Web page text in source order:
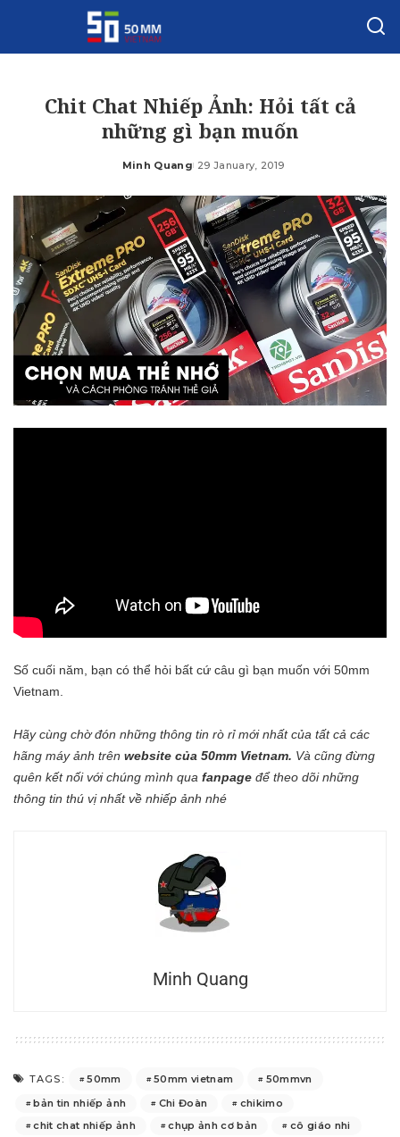
Chit Chat Nhiếp Ảnh: Hỏi tất cả
những gì bạn muốn
Posted
Minh Quang 29 January, 2019
Số cuối năm, bạn có thể hỏi bất cứ câu gì bạn muốn với 50mm
Vietnam.
Hãy cùng chờ đón những thông tin rò rỉ mới nhất của tất cả các
hãng máy ảnh trên website của 50mm Vietnam. Và cũng đừng
quên kết nối với chúng mình qua fanpage để theo dõi những
thông tin thú vị nhất về nhiếp ảnh nhé
Minh Quang
TAGS: 50mm 50mm vietnam
50mmvn
bản tin nhiếp ảnh
Chi Đoàn
chikimo
chit chat nhiếp ảnh
chụp ảnh cơ bản
cô giáo nhi